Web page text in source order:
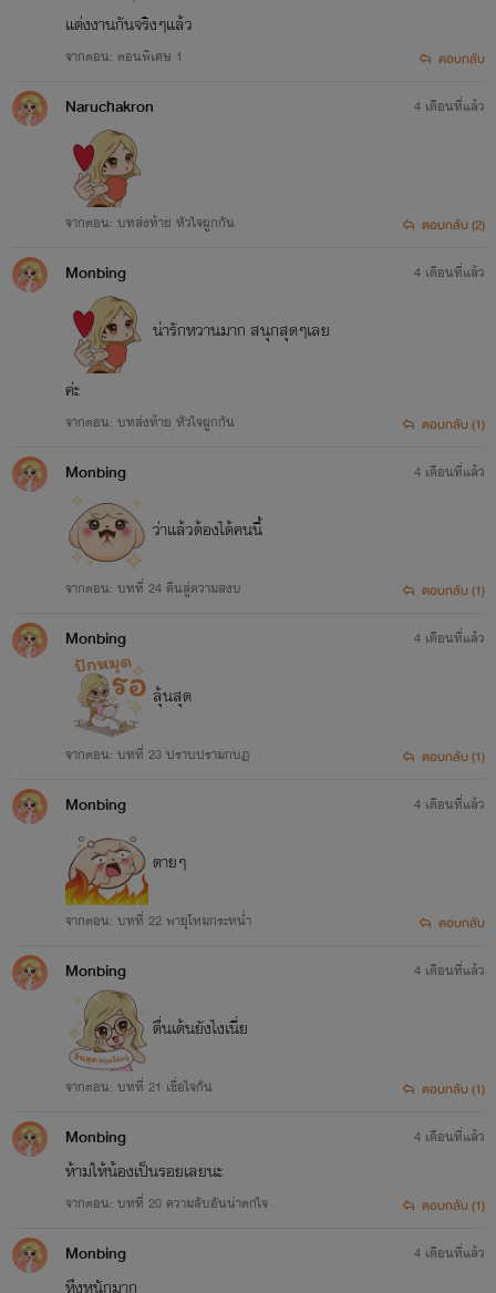
แต่งงานกันจริงๆแล้ว
จากตอน: ตอนพิเศษ 1 ตอบกลับ
Naruchakron
จากตอน: บทส่งท้าย หัวใจผูกกัน
4 เดือนที่แล้ว
ตอบกลับ (2)
Monbing
น่ารักหวานมาก สนุกสุดๆเลย
ค่ะ
จากตอน: บทส่งท้าย หัวใจผูกกัน
4 เดือนที่แล้ว
ตอบกลับ (1)
Monbing
ว่าแล้วต้องได้คนนี้
จากตอน: บทที่ 24 คืนสู่ความสงบ
4 เดือนที่แล้ว
ตอบกลับ (1)
Monbing
ลุ้นสุด
จากตอน: บทที่ 23 ปราบปรามกบฏ
4 เดือนที่แล้ว
ตอบกลับ (1)
Monbing
ตายๆ
จากตอน: บทที่ 22 พายุโหมกระหน่ำ
4 เดือนที่แล้ว
ตอบกลับ
Monbing
ตื่นเต้นยังไงเนี่ย
จากตอน: บทที่ 21 เชื่อใจกัน
4 เดือนที่แล้ว
ตอบกลับ (1)
Monbing
ห้ามให้น้องเป็นรอยเลยนะ
จากตอน: บทที่ 20 ความลับอันน่าตกใจ
4 เดือนที่แล้ว
ตอบกลับ (1)
Monbing
หึงหนักมาก
4 เดือนที่แล้ว